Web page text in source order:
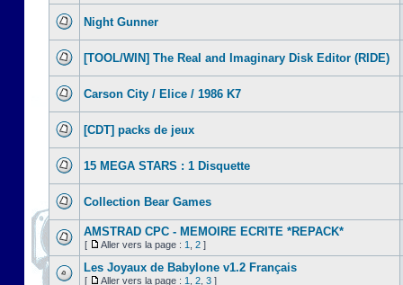
Night Gunner
[TOOL/WIN] The Real and Imaginary Disk Editor (RIDE)
Carson City / Elice / 1986 K7
[CDT] packs de jeux
15 MEGA STARS : 1 Disquette
Collection Bear Games
AMSTRAD CPC - MEMOIRE ECRITE *REPACK*
[ Aller vers la page : 1 2 ]
Les Joyaux de Babylone v1.2 Français
[ Aller vers la page : 1 2 3 ]